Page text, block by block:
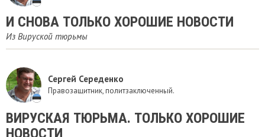
И СНОВА ТОЛЬКО ХОРОШИЕ НОВОСТИ
Из Вируской тюрьмы
Сергей Середенко
Правозащитник, политзаключенный.
ВИРУСКАЯ ТЮРЬМА. ТОЛЬКО ХОРОШИЕ
НОВОСТИ